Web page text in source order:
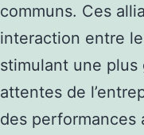
communs. Ces
interaction entre
stimulant une
attentes de
des performances